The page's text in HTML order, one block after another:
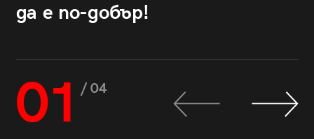
да е по-добър!
01 / 04